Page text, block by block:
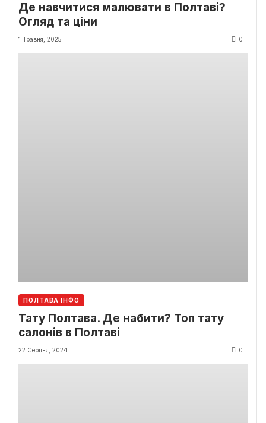
Де навчитися малювати в Полтаві?
Огляд та ціни
1 Травня, 2025 0
ПОЛТАВА ІНФО
Тату Полтава. Де набити? Топ тату
салонів в Полтаві
22 Серпня, 2024 0